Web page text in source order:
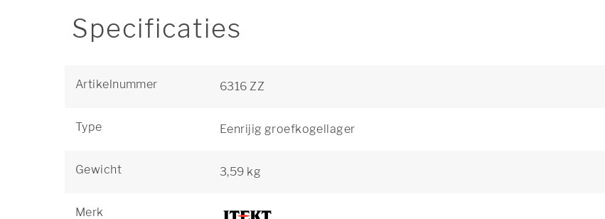
Specificaties
Artikelnummer 6316 ZZ
Type Eenrijig groefkogellager
Gewicht 3,59 kg
Merk